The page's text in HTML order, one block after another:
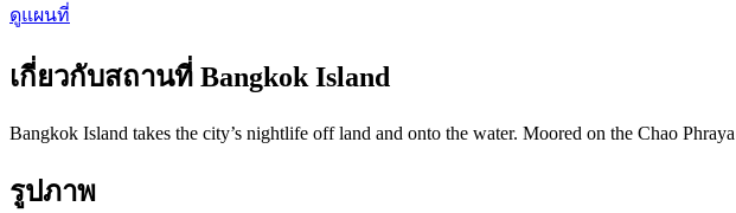
ดูแผนที่
เกี่ยวกับสถานที่ Bangkok Island
Bangkok Island takes the city’s nightlife off land and onto the water. Moored on the Chao
รูปภาพ